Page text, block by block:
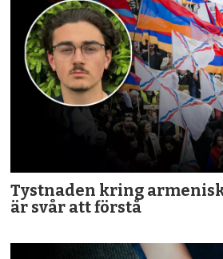
Tystnaden kring
är svår att förstå